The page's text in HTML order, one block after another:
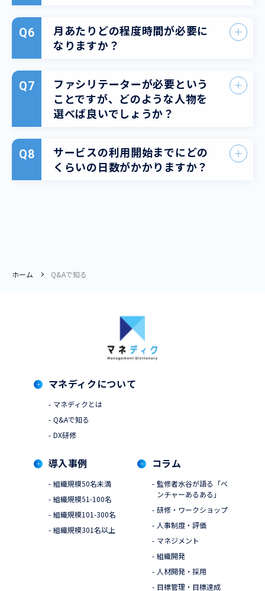
月あたりどの程度時間が必要に
なりますか？
ファシリテーターが必要という
ことですが、どのような人物を
選べば良いでしょうか？
サービスの利用開始までにどの
くらいの日数がかかりますか？
ホーム Q&Aで知る
マネディクについて
マネディクとは
Q&Aで知る
DX研修
導入事例
組織規模50名未満
組織規模51-100名
組織規模101-300名
組織規模301名以上
コラム
監修者水谷が語る「ベ
ンチャーあるある」
研修・ワークショップ
人事制度・評価
マネジメント
組織開発
人材開発・採用
目標管理・目標達成